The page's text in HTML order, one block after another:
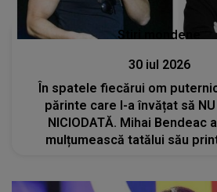
Stiri mondene
30 iul 2026
În spatele fiecărui om
părinte care l-a învățat să NU
NICIODATĂ. Mihai Bendeac
mulțumească tatălui său